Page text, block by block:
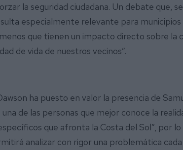
la seguridad ciudadana. Un debate que,
especialmente relevante para municipios
que tienen un impacto directo sobre la
de vida de nuestros vecinos”.
ha puesto en valor la presencia de
una de las personas que mejor conoce la
que afronta la Costa del Sol”, por
analizar con rigor una problemática